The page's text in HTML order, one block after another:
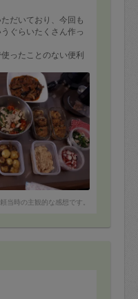
だいており、今回も
ぐらいたくさん作っ
ったことのない便利
も勉強にもなりま
当時の主観的な感想です。